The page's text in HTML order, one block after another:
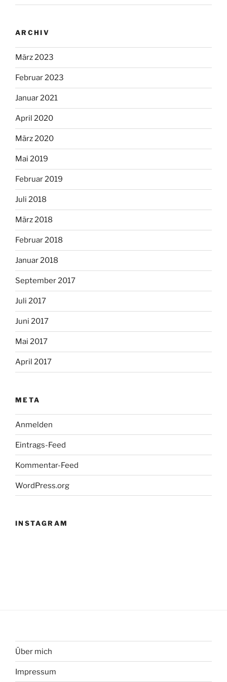
ARCHIV
März 2023
Februar 2023
Januar 2021
April 2020
März 2020
Mai 2019
Februar 2019
Juli 2018
März 2018
Februar 2018
Januar 2018
September 2017
Juli 2017
Juni 2017
Mai 2017
April 2017
META
Anmelden
Eintrags-Feed
Kommentar-Feed
WordPress.org
INSTAGRAM
Über mich
Impressum